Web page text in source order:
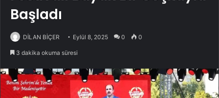
Başladı
DİLAN BİÇER Eylül 8, 2025 0 0
3 dakika okuma süresi